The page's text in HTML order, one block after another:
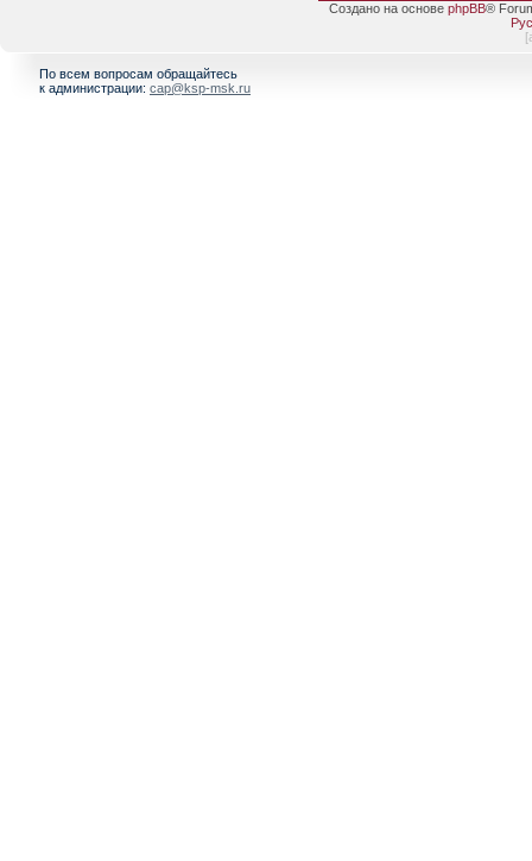
Создано на основе phpBB®
[
По всем вопросам обращайтесь
к администрации: cap@ksp-msk.ru